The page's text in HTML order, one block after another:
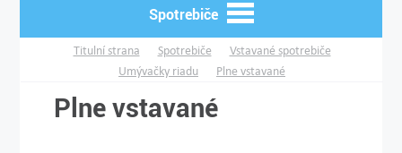
Spotrebiče
Titulní strana Spotrebiče
Vstavané spotrebiče
Umývačky riadu
Plne vstavané
Plne vstavané